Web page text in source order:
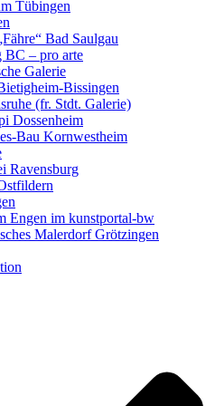
für Künstler
Tübingen
Bad Saulgau
BC – pro arte
Galerie
Bissingen
(fr. Stdt. Galerie)
Dossenheim
Bau Kornwestheim
Ravensburg
Engen im kunstportal-bw
Malerdorf Grötzingen